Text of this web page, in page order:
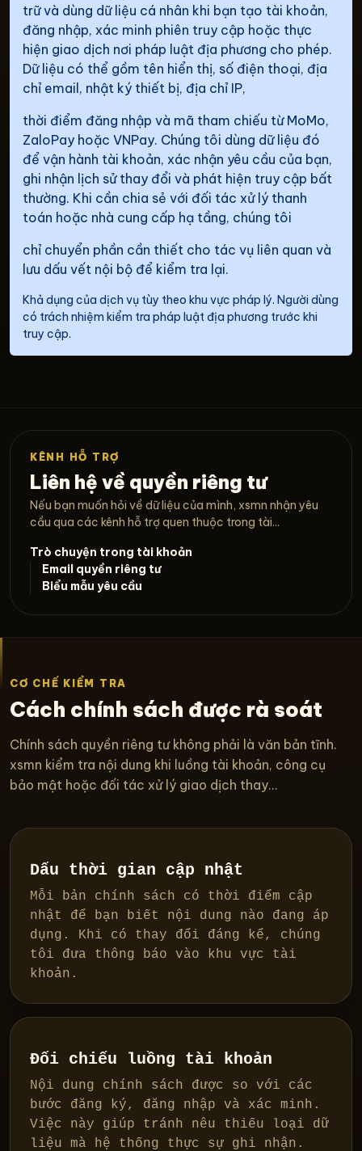
trữ và dùng dữ liệu cá nhân khi bạn tạo tài khoản,
đăng nhập, xác minh phiên truy cập hoặc thực
hiện giao dịch nơi pháp luật địa phương cho phép.
Dữ liệu có thể gồm tên hiển thị, số điện thoại, địa
chỉ email, nhật ký thiết bị, địa chỉ IP,
thời điểm đăng nhập và mã tham chiếu từ MoMo,
ZaloPay hoặc VNPay. Chúng tôi dùng dữ liệu đó
để vận hành tài khoản, xác nhận yêu cầu của bạn,
ghi nhận lịch sử thay đổi và phát hiện truy cập bất
thường. Khi cần chia sẻ với đối tác xử lý thanh
toán hoặc nhà cung cấp hạ tầng, chúng tôi
chỉ chuyển phần cần thiết cho tác vụ liên quan và
lưu dấu vết nội bộ để kiểm tra lại.
Khả dụng của dịch vụ tùy theo khu vực pháp lý. Người dùng
có trách nhiệm kiểm tra pháp luật địa phương trước khi
truy cập.
KÊNH HỖ TRỢ
Liên hệ về quyền riêng tư
Nếu bạn muốn hỏi về dữ liệu của mình, xsmn nhận yêu
cầu qua các kênh hỗ trợ quen thuộc trong tài...
Trò chuyện trong tài khoản
Email quyền riêng tư
Biểu mẫu yêu cầu
CƠ CHẾ KIỂM TRA
Cách chính sách được rà soát
Chính sách quyền riêng tư không phải là văn bản tĩnh.
xsmn kiểm tra nội dung khi luồng tài khoản, công cụ
bảo mật hoặc đối tác xử lý giao dịch thay...
Dấu thời gian cập nhật
Mỗi bản chính sách có thời điểm cập
nhật để bạn biết nội dung nào đang áp
dụng. Khi có thay đổi đáng kể, chúng
tôi đưa thông báo vào khu vực tài
khoản.
Đối chiếu luồng tài khoản
Nội dung chính sách được so với các
bước đăng ký, đăng nhập và xác minh.
Việc này giúp tránh nêu thiếu loại dữ
liệu mà hệ thống thực sự ghi nhận.